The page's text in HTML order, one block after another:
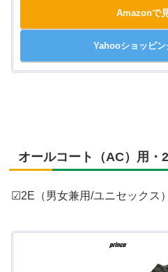
Amazonで
Yahooショッピン
オールコート（AC）用・
☑2E（男女兼用/ユニセックス）